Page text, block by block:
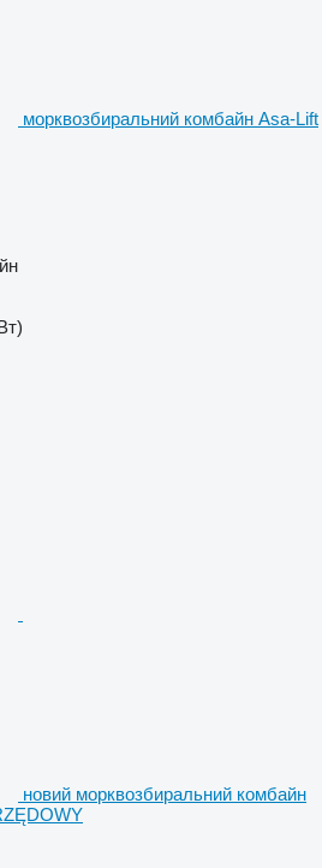
морквозбиральний комбайн Asa-Lift
новий морквозбиральний комбайн